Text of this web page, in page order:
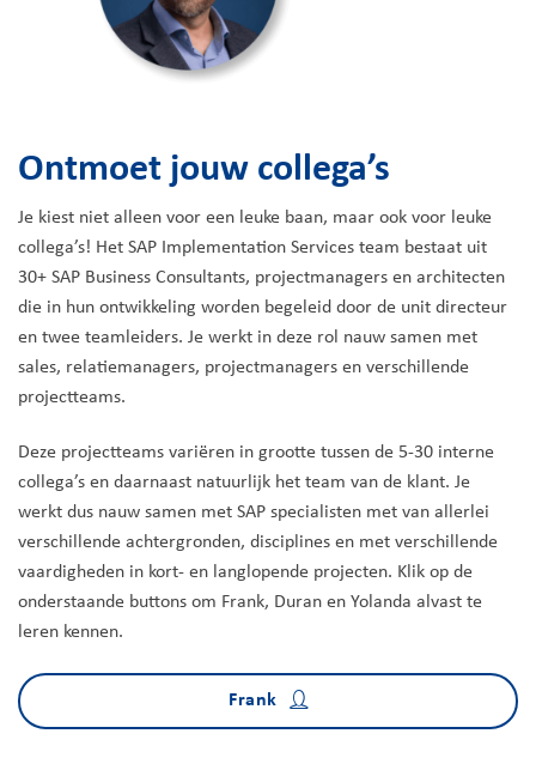
Ontmoet jouw collega’s
Je kiest niet alleen voor een leuke baan, maar ook voor leuke
collega’s! Het SAP Implementation Services team bestaat uit
30+ SAP Business Consultants, projectmanagers en architecten
die in hun ontwikkeling worden begeleid door de unit directeur
en twee teamleiders. Je werkt in deze rol nauw samen met
sales, relatiemanagers, projectmanagers en verschillende
projectteams.
Deze projectteams variëren in grootte tussen de 5-30 interne
collega’s en daarnaast natuurlijk het team van de klant. Je
werkt dus nauw samen met SAP specialisten met van allerlei
verschillende achtergronden, disciplines en met verschillende
vaardigheden in kort- en langlopende projecten. Klik op de
onderstaande buttons om Frank, Duran en Yolanda alvast te
leren kennen.
Frank